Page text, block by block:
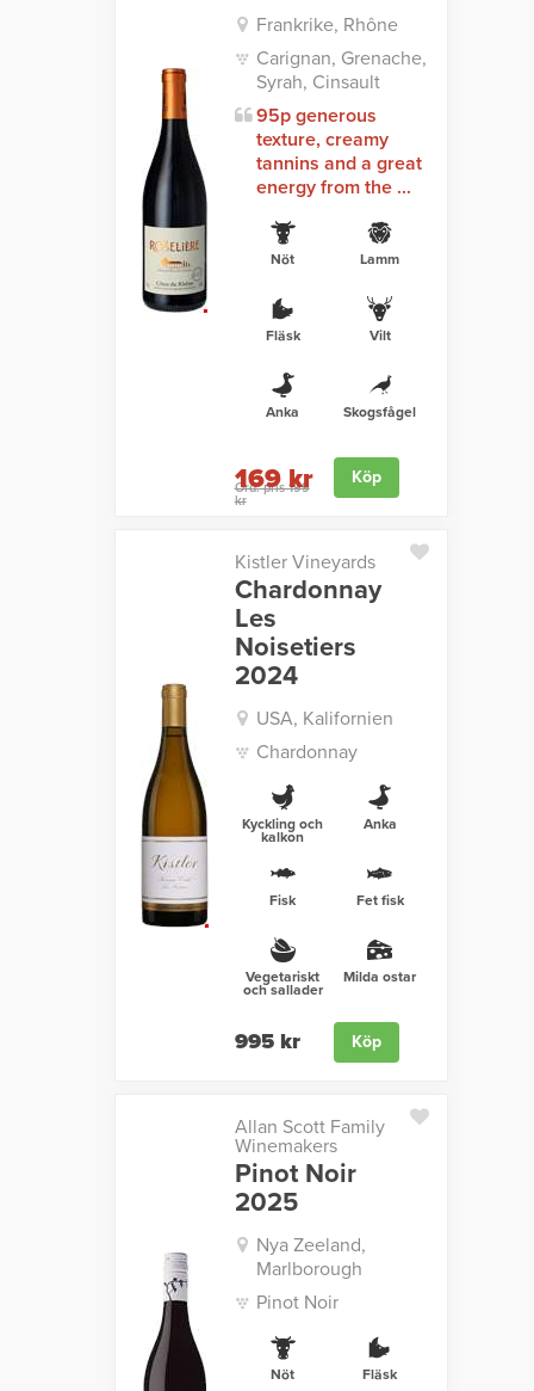
Frankrike, Rhône
Carignan, Grenache,
Syrah, Cinsault
95p generous
texture, creamy
tannins and a great
energy from the ...
Nöt Lamm
Fläsk Vilt
Anka Skogsfågel
Ord. pris 199
kr
169 kr Köp
Kistler Vineyards
Chardonnay
Les
Noisetiers
2024
USA, Kalifornien
Chardonnay
Kyckling och
kalkon
Anka
Fisk Fet fisk
Vegetariskt
och sallader
Milda ostar
995 kr Köp
Allan Scott Family
Winemakers
Pinot Noir
2025
Nya Zeeland,
Marlborough
Pinot Noir
Nöt Fläsk